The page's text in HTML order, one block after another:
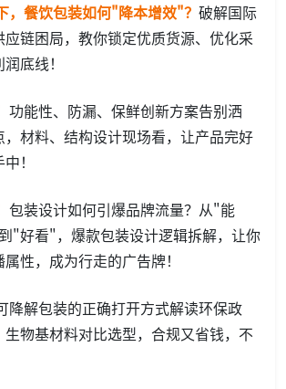
，餐饮包装如何"降本增效"？ 破解国际
链困局，教你锁定优质货源、优化采
底线！
功能性、防漏、保鲜创新方案告别洒
，材料、结构设计现场看，让产品完好
！
包装设计如何引爆品牌流量？从"能
"好看"，爆款包装设计逻辑拆解，让你
性，成为行走的广告牌！
降解包装的正确打开方式解读环保政
物基材料对比选型，合规又省钱，不